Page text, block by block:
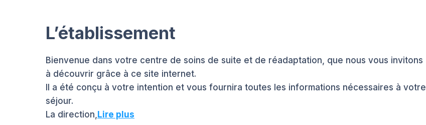
L’établissement
Bienvenue dans votre centre de soins de suite et de réadaptation, que nous vous invitons
à découvrir grâce à ce site internet.
Il a été conçu à votre intention et vous fournira toutes les informations nécessaires à votre
séjour.
La direction, Lire plus